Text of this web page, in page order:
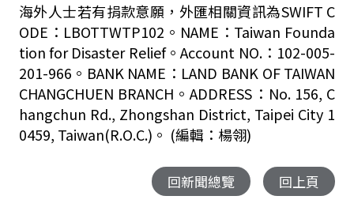
海外人士若有捐款意願，外匯相關資訊為SWIFT C
ODE：LBOTTWTP102。NAME：Taiwan Founda
tion for Disaster Relief。Account NO.：102-005-
201-966。BANK NAME：LAND BANK OF TAIWAN
CHANGCHUEN BRANCH。ADDRESS：No. 156, C
hangchun Rd., Zhongshan District, Taipei City 1
0459, Taiwan(R.O.C.)。 (編輯：楊翎)
回新聞總覽 回上頁